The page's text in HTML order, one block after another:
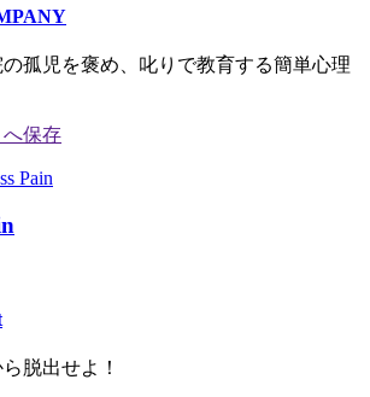
孤児を褒め、叱りで教育する簡単心理
脱出せよ！